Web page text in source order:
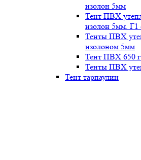
изолон 5мм
Тент ПВХ
изолон 5мм. Г1
Тенты ПВХ
изолоном 5мм
Тент ПВХ 650
Тенты ПВХ
Тент тарпаулин